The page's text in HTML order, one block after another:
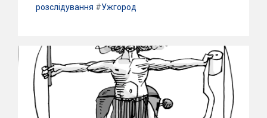
розслідування #Ужгород